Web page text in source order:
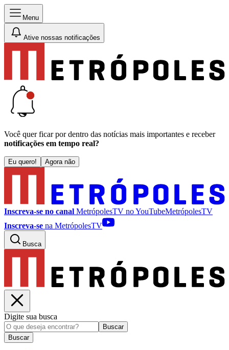
Menu
Ative nossas notificações
Você quer ficar por dentro das notícias mais importantes e receber
notificações em tempo real?
Eu quero! Agora não
Inscreva-se no canal MetrópolesTV noYouTubeMetrópolesTV
Inscreva-se na MetrópolesTV
Busca
Digite sua busca
Buscar
Buscar